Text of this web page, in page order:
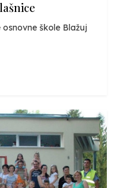
škole Blažuj